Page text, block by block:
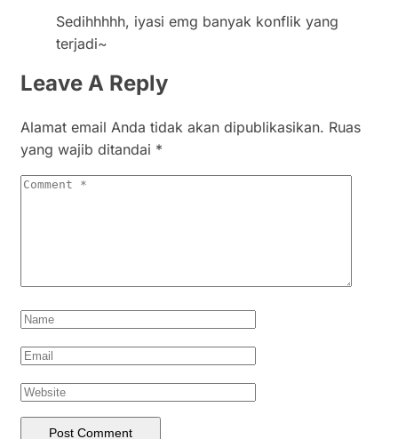
Sedihhhhh, iyasi emg banyak konflik yang
terjadi~
Leave A Reply
Alamat email Anda tidak akan dipublikasikan. Ruas
yang wajib ditandai *